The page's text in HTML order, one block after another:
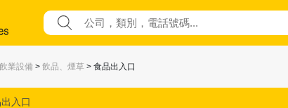
業設備 > 飲品、煙草 > 食品出入口
入口